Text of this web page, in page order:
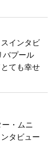
インタビ
バプール
ても幸せ
・ムニ
タビュー